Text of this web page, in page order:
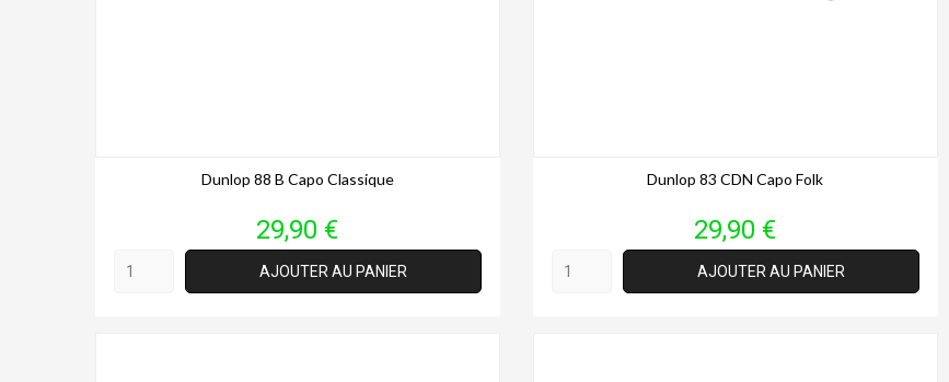
Dunlop 88 B Capo Classique
Prix
29,90 €
AJOUTER AU PANIER
Dunlop 83 CDN Capo Folk
Prix
29,90 €
AJOUTER AU PANIER